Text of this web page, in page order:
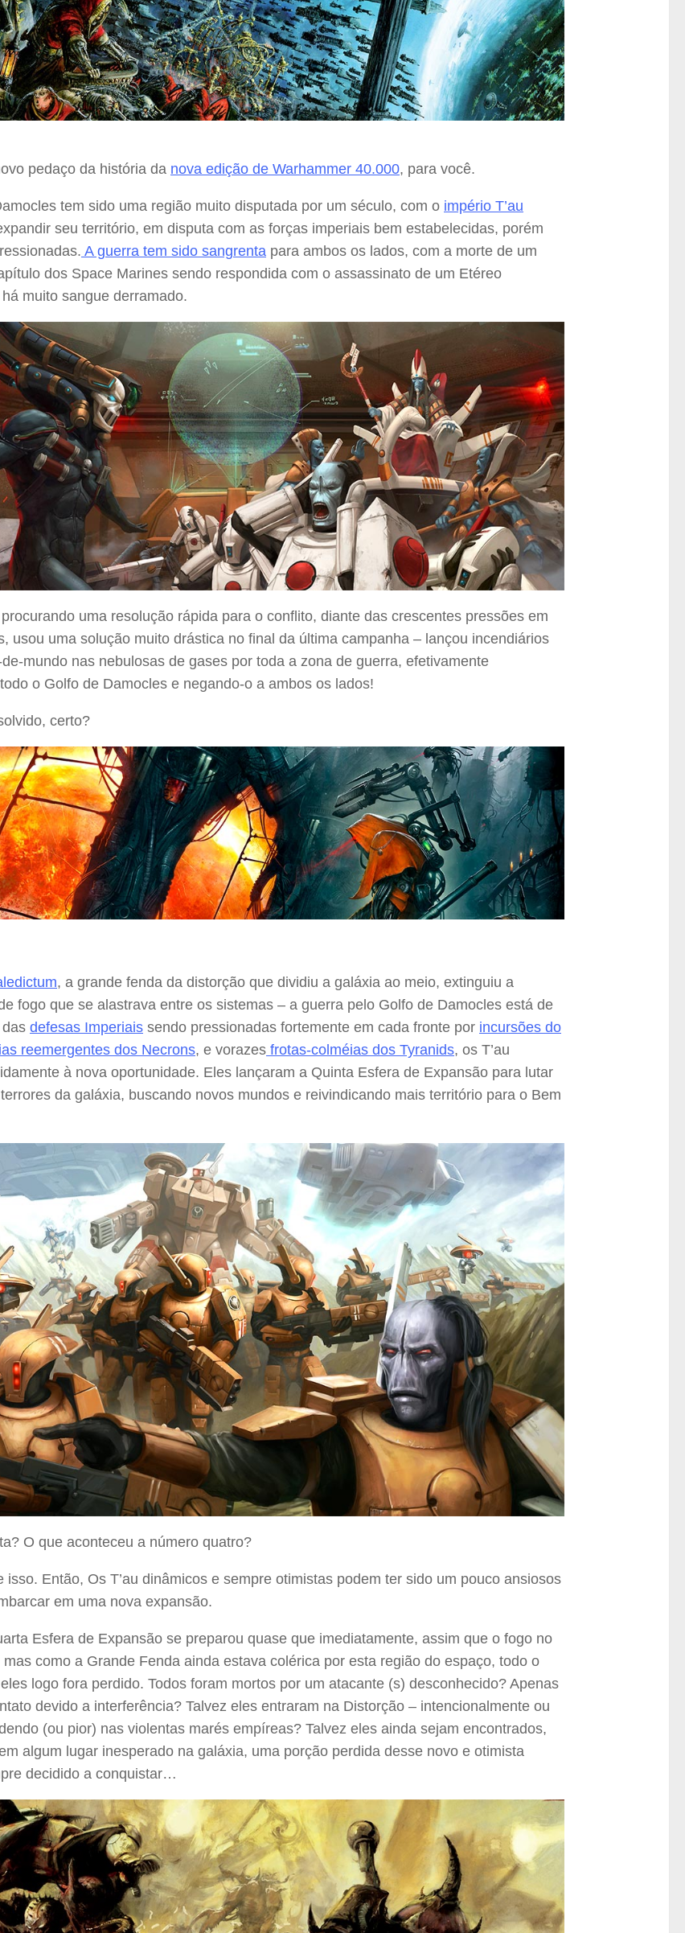
pedaço da história da nova edição de Warhammer 40.000, para você.
tem sido uma região muito disputada por um século, com o império T’au
seu território, em disputa com as forças imperiais bem estabelecidas, porém
A guerra tem sido sangrenta para ambos os lados, com a morte de um
dos Space Marines sendo respondida com o assassinato de um Etéreo
muito sangue derramado.
uma resolução rápida para o conflito, diante das crescentes pressões em
usou uma solução muito drástica no final da última campanha – lançou incendiários
mundo nas nebulosas de gases por toda a zona de guerra, efetivamente
o Golfo de Damocles e negando-o a ambos os lados!
certo?
, a grande fenda da distorção que dividiu a galáxia ao meio, extinguiu a
fogo que se alastrava entre os sistemas – a guerra pelo Golfo de Damocles está de
defesas Imperiais sendo pressionadas fortemente em cada fronte por incursões do
reemergentes dos Necrons, e vorazes frotas-colméias dos Tyranids, os T’au
à nova oportunidade. Eles lançaram a Quinta Esfera de Expansão para lutar
da galáxia, buscando novos mundos e reivindicando mais território para o Bem
O que aconteceu a número quatro?
Então, Os T’au dinâmicos e sempre otimistas podem ter sido um pouco ansiosos
em uma nova expansão.
Esfera de Expansão se preparou quase que imediatamente, assim que o fogo no
mas como a Grande Fenda ainda estava colérica por esta região do espaço, todo o
logo fora perdido. Todos foram mortos por um atacante (s) desconhecido? Apenas
devido a interferência? Talvez eles entraram na Distorção – intencionalmente ou
(ou pior) nas violentas marés empíreas? Talvez eles ainda sejam encontrados,
algum lugar inesperado na galáxia, uma porção perdida desse novo e otimista
decidido a conquistar…